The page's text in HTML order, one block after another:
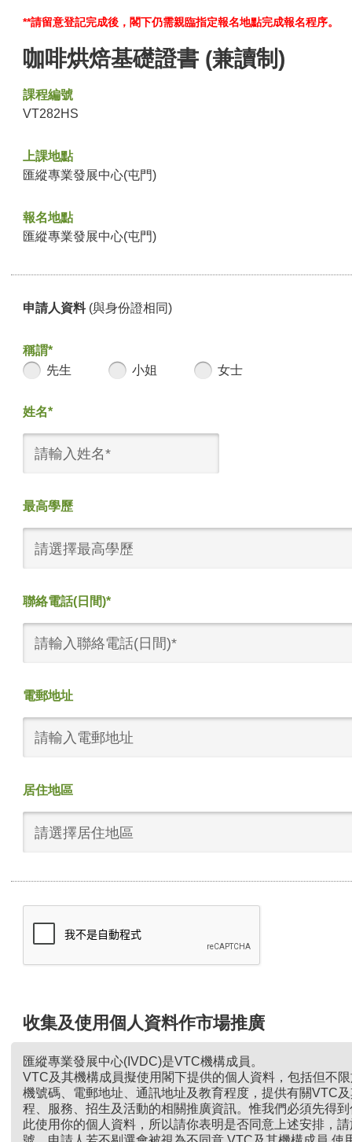
**請留意登記完成後，閣下仍需親臨指定報名地點完成報名程序。
咖啡烘焙基礎證書 (兼讀制)
課程編號
VT282HS
上課地點
匯縱專業發展中心(屯門)
報名地點
匯縱專業發展中心(屯門)
申請人資料 (與身份證相同)
稱謂*
先生
小姐 女士
姓名*
最高學歷
請選擇最高學歷
聯絡電話(日間)*
電郵地址
居住地區
請選擇居住地區
收集及使用個人資料作市場推廣
匯縱專業發展中心(IVDC)是VTC機構成員。
VTC及其機構成員擬使用閣下提供的個人資料，包括但不
機號碼、電郵地址、通訊地址及教育程度，提供有關VTC
程、服務、招生及活動的相關推廣資訊。惟我們必須先得
此使用你的個人資料，所以請你表明是否同意上述安排，